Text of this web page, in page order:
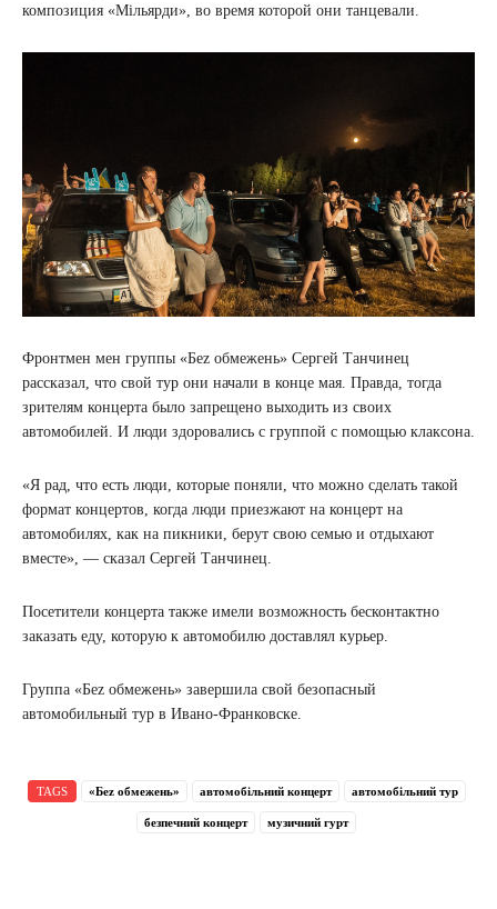
композиция «Мільярди», во время которой они танцевали.
Фронтмен мен группы «Беz обмежень» Сергей Танчинец
рассказал, что свой тур они начали в конце мая. Правда, тогда
зрителям концерта было запрещено выходить из своих
автомобилей. И люди здоровались с группой с помощью клаксона.
«Я рад, что есть люди, которые поняли, что можно сделать такой
формат концертов, когда люди приезжают на концерт на
автомобилях, как на пикники, берут свою семью и отдыхают
вместе», — сказал Сергей Танчинец.
Посетители концерта также имели возможность бесконтактно
заказать еду, которую к автомобилю доставлял курьер.
Группа «Беz обмежень» завершила свой безопасный
автомобильный тур в Ивано-Франковске.
TAGS «Беz обмежень» автомобільний концерт автомобільний тур
безпечний концерт музичний гурт